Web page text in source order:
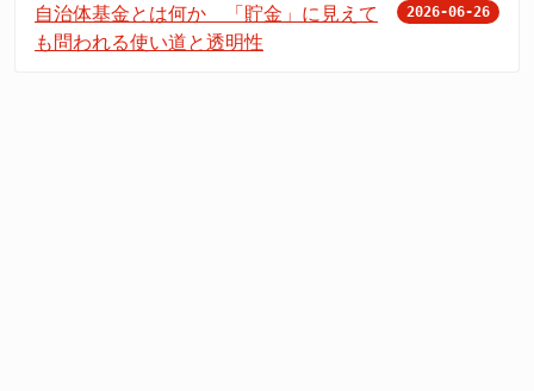
自治体基金とは何か 「貯金」に見えて
も問われる使い道と透明性
2026-06-26